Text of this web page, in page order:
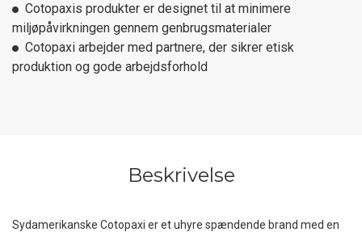
Cotopaxis produkter er designet til at minimere
miljøpåvirkningen gennem genbrugsmaterialer
Cotopaxi arbejder med partnere, der sikrer etisk
produktion og gode arbejdsforhold
Beskrivelse
Sydamerikanske Cotopaxi er et uhyre spændende brand med en